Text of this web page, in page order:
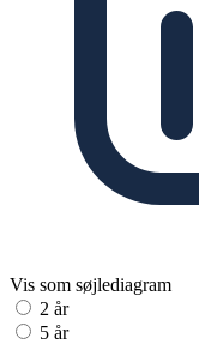
Vis som søjlediagram
2 år
5 år